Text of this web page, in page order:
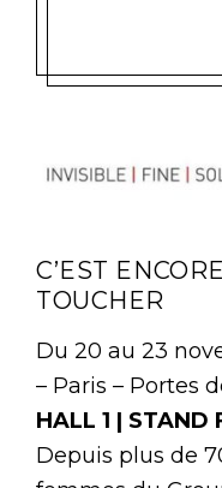
C’EST
TOUCHER
Du 20 au 23
– Paris – Portes
HALL 1 | STAND
Depuis plus de